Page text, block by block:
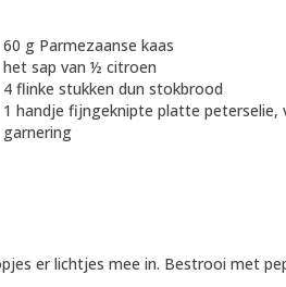
60 g Parmezaanse kaas
het sap van ½ citroen
4 flinke stukken dun stokbrood
1 handje fijngeknipte platte peterselie,
garnering
er lichtjes mee in. Bestrooi met